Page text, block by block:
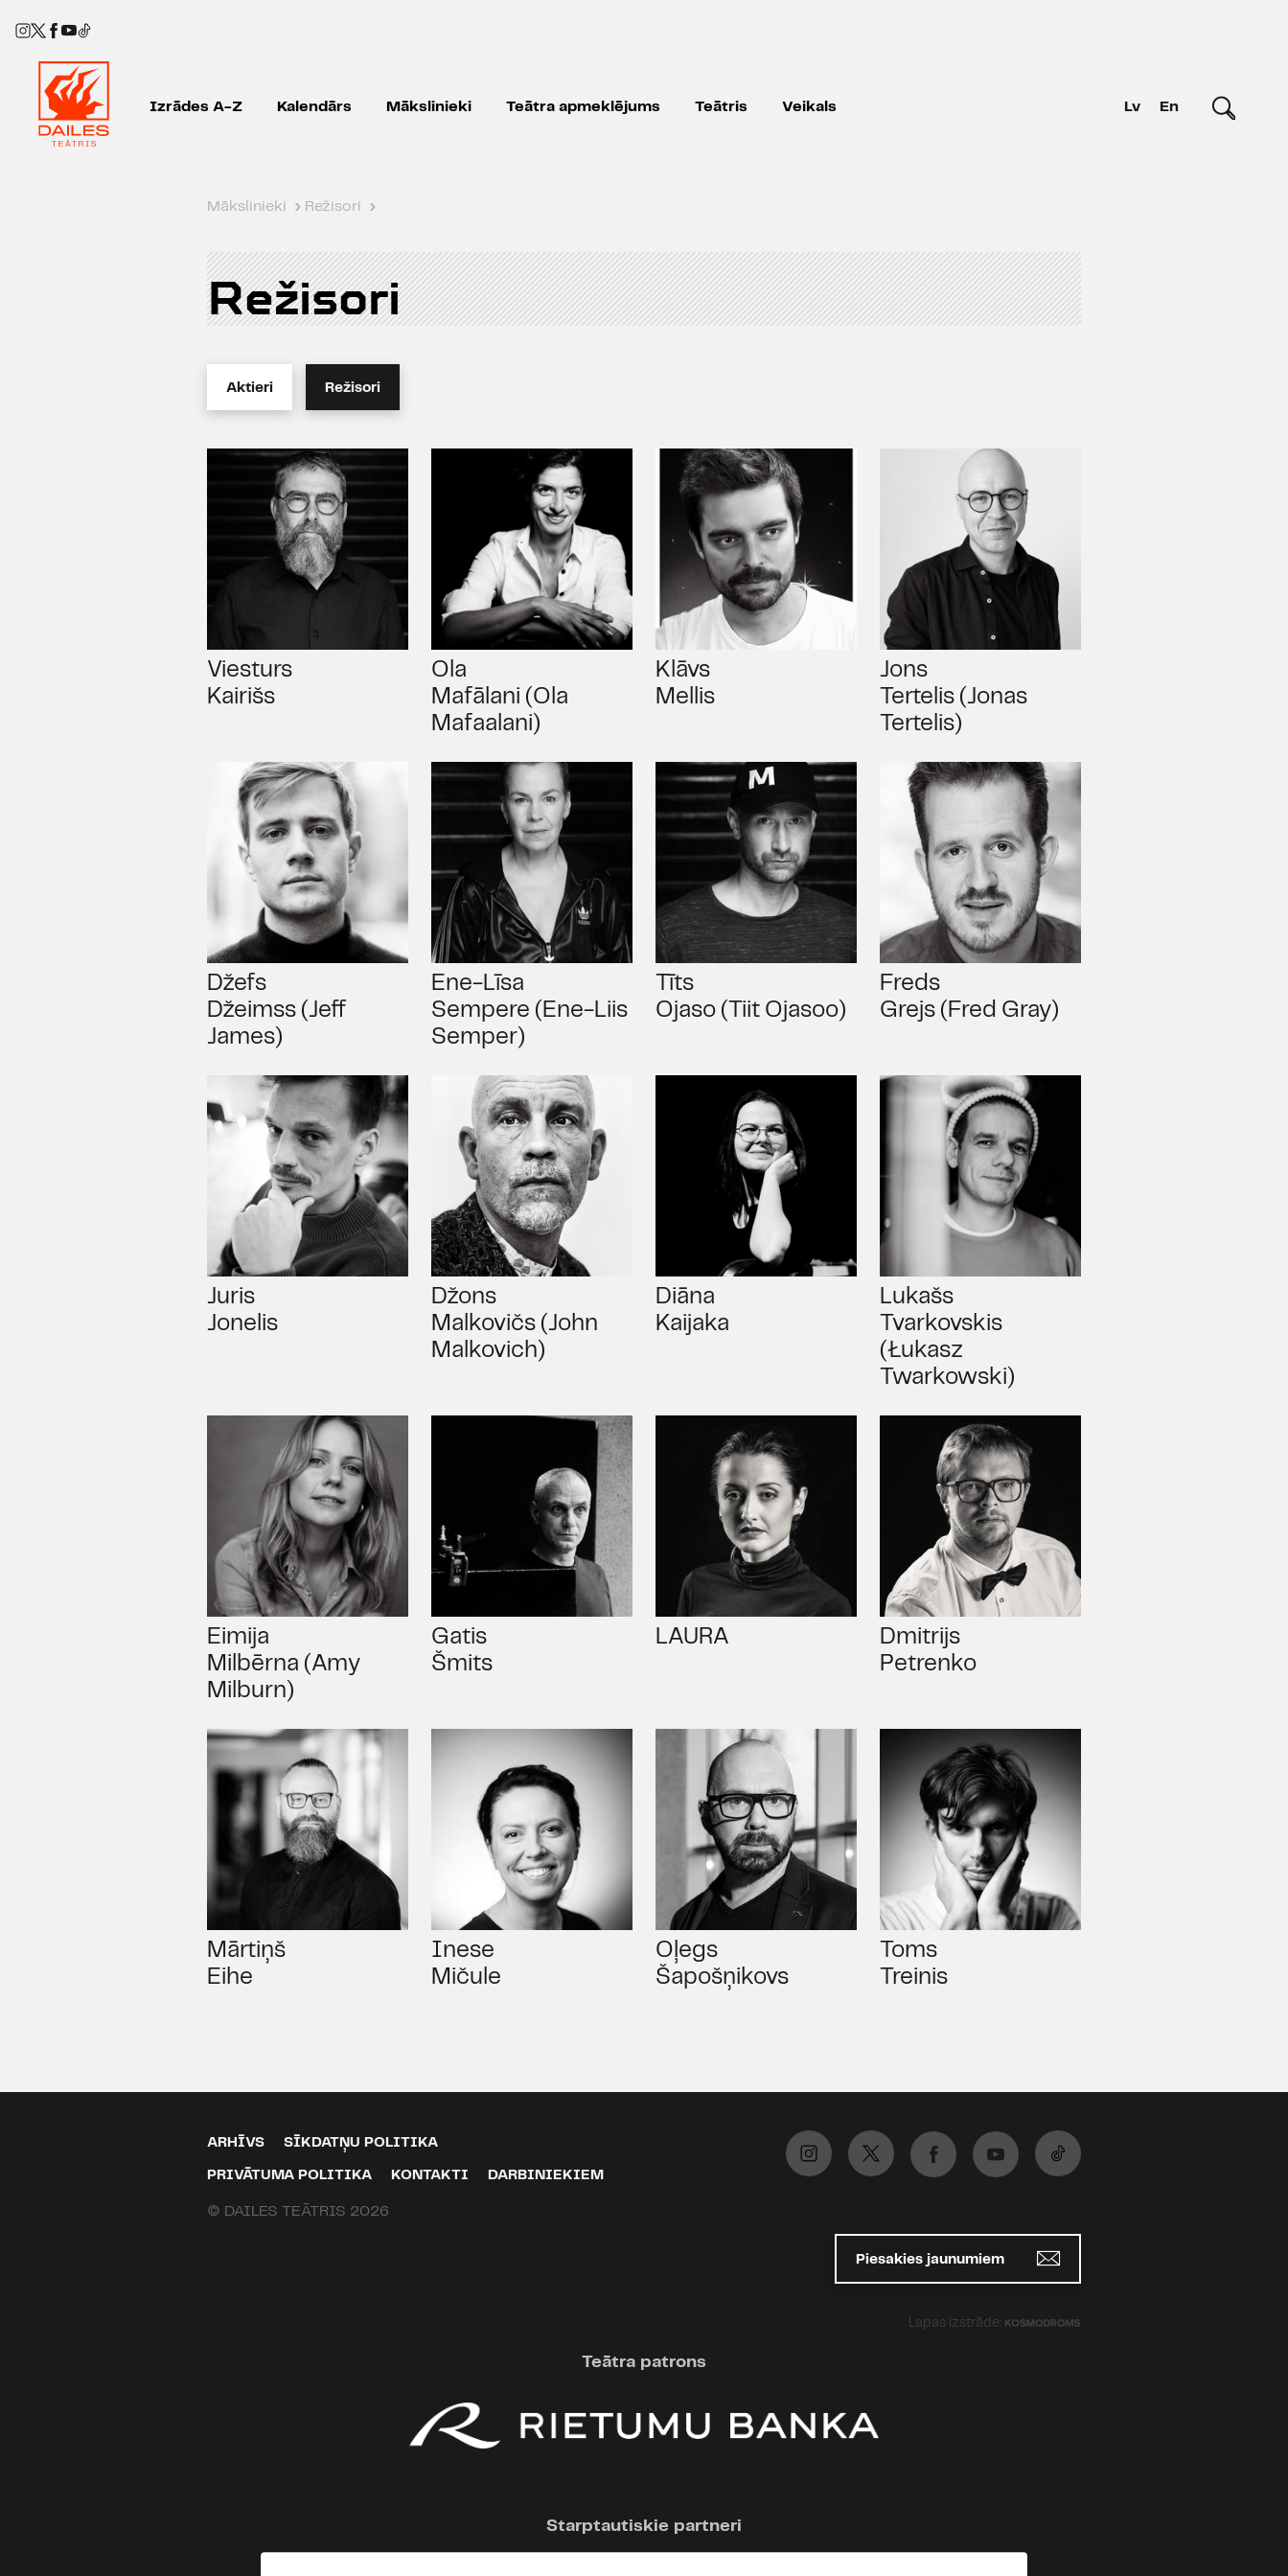
Izrādes A-Z Kalendārs Mākslinieki Teātra apmeklējums Teātris Veikals Lv En
Mākslinieki › Režisori ›
Režisori
Aktieri Režisori
Viesturs
Kairišs
Ola
Mafālani (Ola
Mafaalani)
Klāvs
Mellis
Jons
Tertelis (Jonas
Tertelis)
Džefs
Džeimss (Jeff
James)
Ene-Līsa
Sempere (Ene-Liis
Semper)
Tīts
Ojaso (Tiit Ojasoo)
Freds
Grejs (Fred Gray)
Juris
Jonelis
Džons
Malkovičs (John
Malkovich)
Diāna
Kaijaka
Lukašs
Tvarkovskis
(Łukasz
Twarkowski)
Eimija
Milbērna (Amy
Milburn)
Gatis
Šmits
LAURA
Dmitrijs
Petrenko
Mārtiņš
Eihe
Inese
Mičule
Oļegs
Šapošņikovs
Toms
Treinis
ARHĪVS SĪKDATŅU POLITIKA
PRIVĀTUMA POLITIKA KONTAKTI DARBINIEKIEM
Piesakies jaunumiem
© DAILES TEĀTRIS 2026
Lapas izstrāde:
Teātra patrons
Starptautiskie partneri